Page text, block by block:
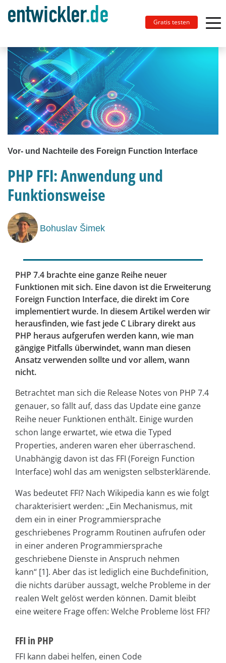
Gratis testen
Vor- und Nachteile des Foreign Function Interface
PHP FFI: Anwendung und
Funktionsweise
Bohuslav Šimek
PHP 7.4 brachte eine ganze Reihe neuer
Funktionen mit sich. Eine davon ist die Erweiterung
Foreign Function Interface, die direkt im Core
implementiert wurde. In diesem Artikel werden wir
herausfinden, wie fast jede C Library direkt aus
PHP heraus aufgerufen werden kann, wie man
gängige Pitfalls überwindet, wann man diesen
Ansatz verwenden sollte und vor allem, wann
nicht.
Betrachtet man sich die Release Notes von PHP 7.4
genauer, so fällt auf, dass das Update eine ganze
Reihe neuer Funktionen enthält. Einige wurden
schon lange erwartet, wie etwa die Typed
Properties, anderen waren eher überraschend.
Unabhängig davon ist das FFI (Foreign Function
Interface) wohl das am wenigsten selbsterklärende.
Was bedeutet FFI? Nach Wikipedia kann es wie folgt
charakterisiert werden: „Ein Mechanismus, mit
dem ein in einer Programmiersprache
geschriebenes Programm Routinen aufrufen oder
in einer anderen Programmiersprache
geschriebene Dienste in Anspruch nehmen
kann“ [1]. Aber das ist lediglich eine Buchdefinition,
die nichts darüber aussagt, welche Probleme in der
realen Welt gelöst werden können. Damit bleibt
eine weitere Frage offen: Welche Probleme löst FFI?
FFI in PHP
FFI kann dabei helfen, einen Code